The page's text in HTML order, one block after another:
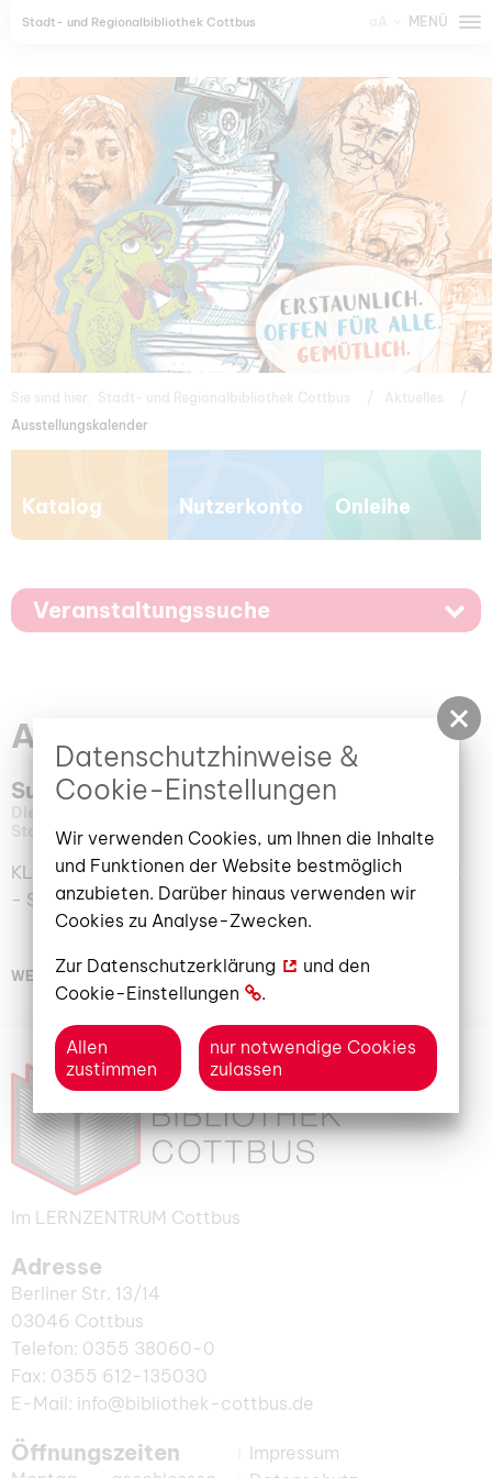
Stadt- und Regionalbibliothek Cottbus MENÜ
Ausstellungskalender
Katalog Nutzerkonto Onleihe
Veranstaltungssuche
Ausstellungskalender
Susanne Kruse
Stadt- und Regionalbibliothek Cottbus
KLEINE GALERIE IM LESECAFÉ: Rausch durch die Zeit
- Stempelwerk & Ölpastelle
WEITERLESEN
Im LERNZENTRUM Cottbus
Adresse
Berliner Str. 13/14
03046 Cottbus
Telefon: 0355 38060-0
Fax: 0355 612-135030
E-Mail: info@bibliothek-cottbus.de
Öffnungszeiten
Impressum
Datenschutzhinweise &
Cookie-Einstellungen
Wir verwenden Cookies, um Ihnen die Inhalte
und Funktionen der Website bestmöglich
anzubieten. Darüber hinaus verwenden wir
Cookies zu Analyse-Zwecken.
Zur Datenschutzerklärung
und den
Cookie-Einstellungen
.
Allen
zustimmen
nur notwendige Cookies
zulassen